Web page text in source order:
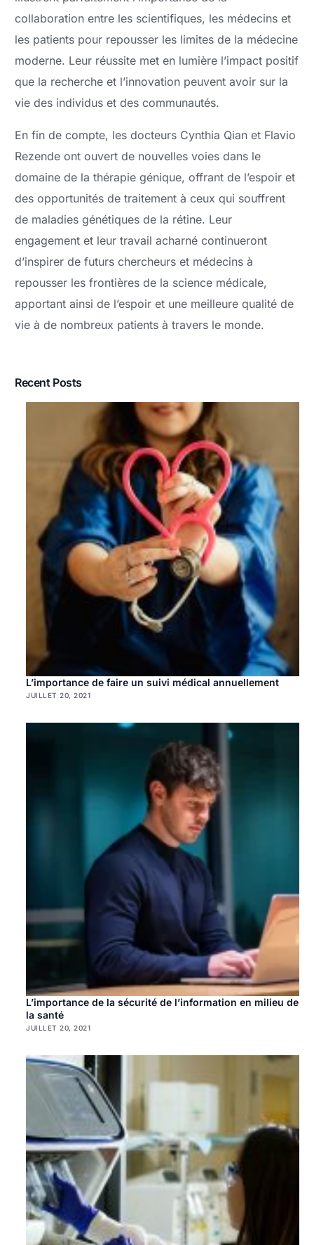
collaboration entre les scientifiques, les médecins et
les patients pour repousser les limites de la médecine
moderne. Leur réussite met en lumière l’impact positif
que la recherche et l’innovation peuvent avoir sur la
vie des individus et des communautés.
En fin de compte, les docteurs Cynthia Qian et Flavio
Rezende ont ouvert de nouvelles voies dans le
domaine de la thérapie génique, offrant de l’espoir et
des opportunités de traitement à ceux qui souffrent
de maladies génétiques de la rétine. Leur
engagement et leur travail acharné continueront
d’inspirer de futurs chercheurs et médecins à
repousser les frontières de la science médicale,
apportant ainsi de l’espoir et une meilleure qualité de
vie à de nombreux patients à travers le monde.
Recent Posts
L’importance de faire un suivi médical annuellement
JUILLET 20, 2021
L’importance de la sécurité de l’information en milieu de
la santé
JUILLET 20, 2021